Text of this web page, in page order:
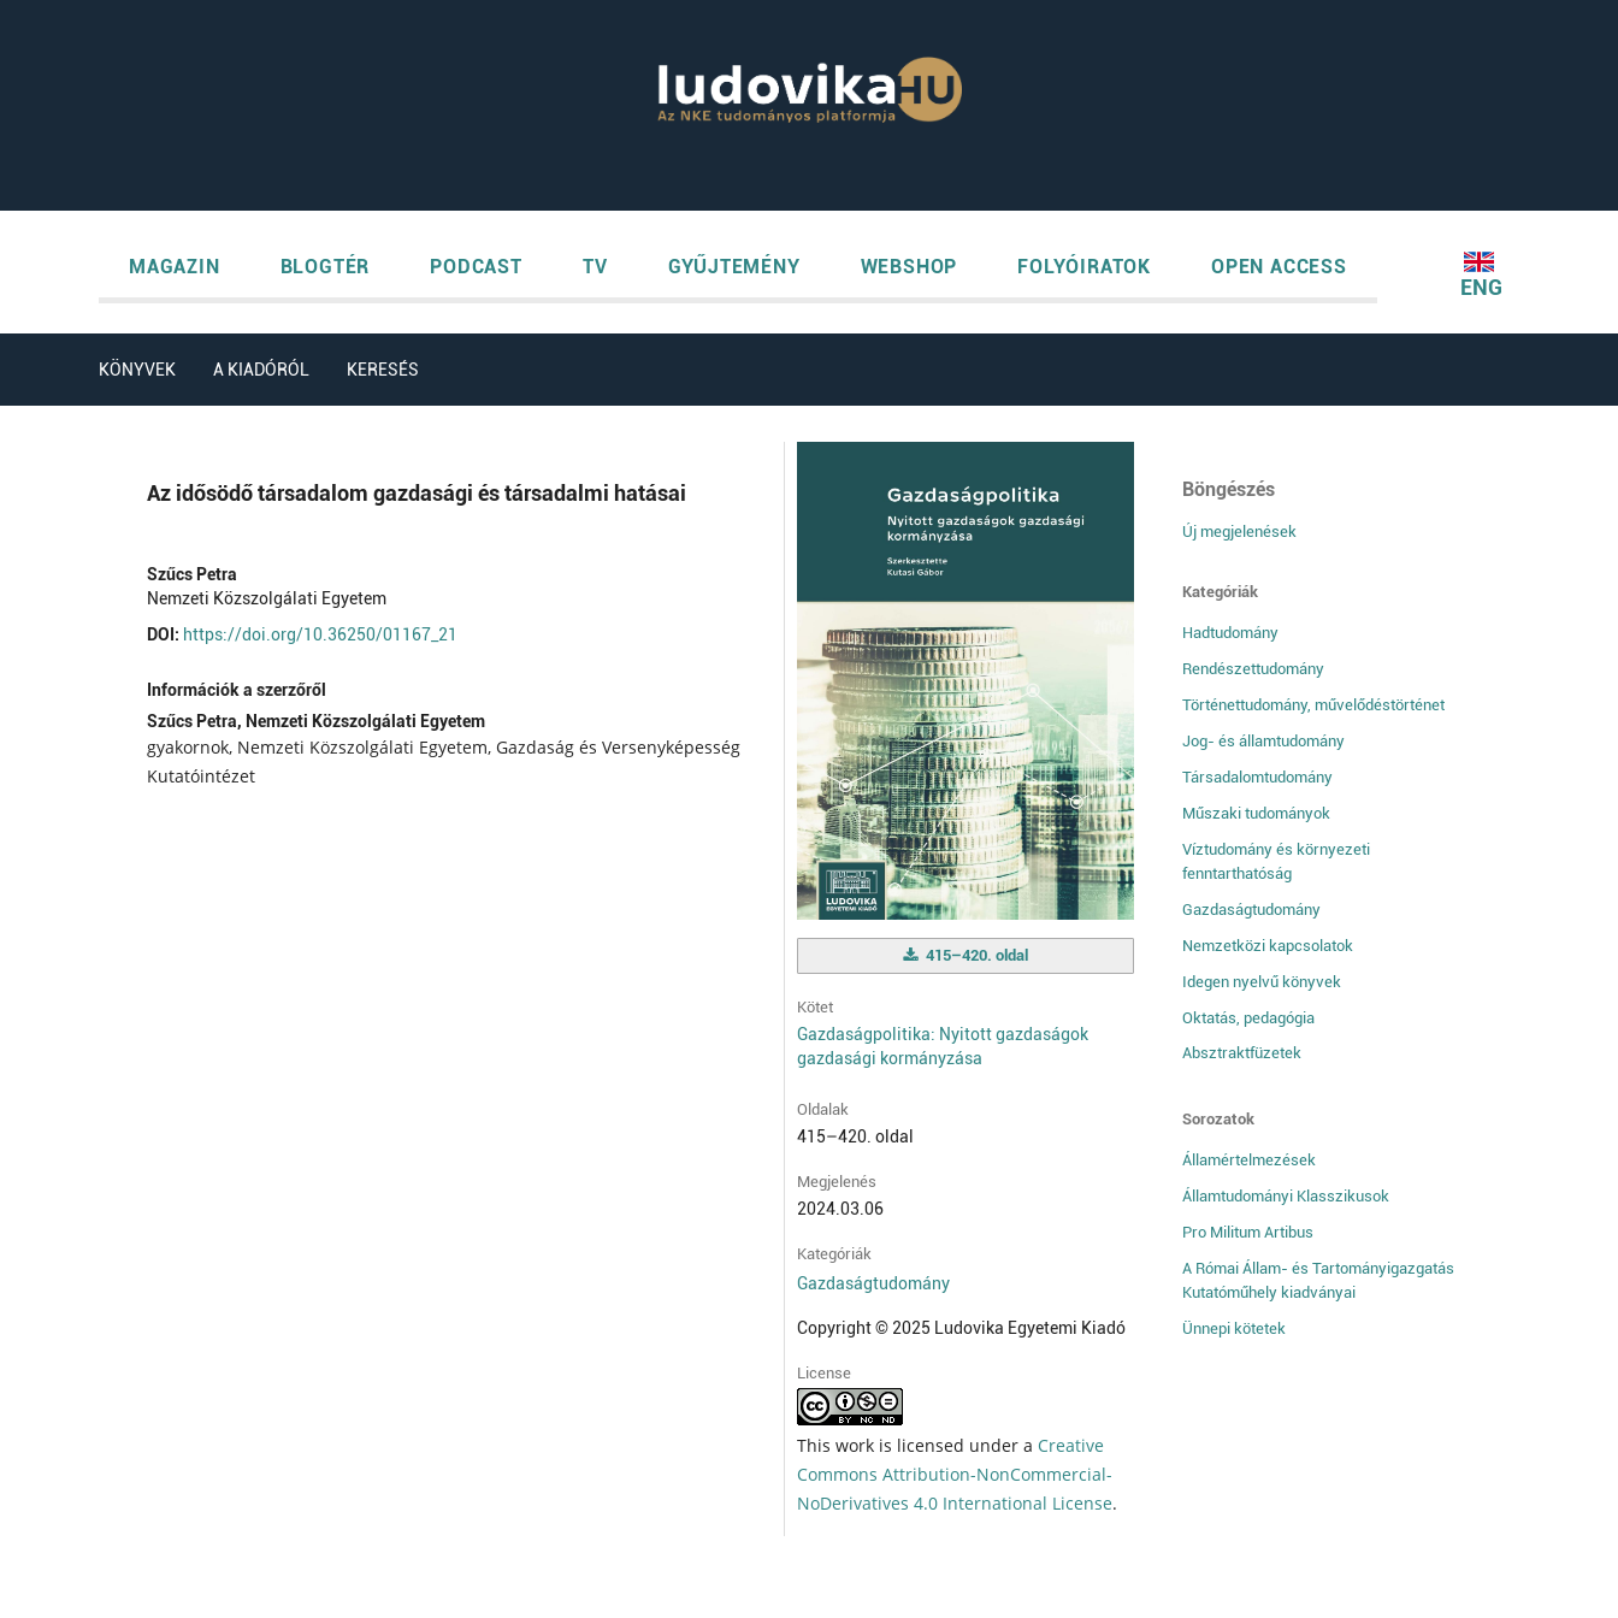
MAGAZIN BLOGTÉR PODCAST TV GYŰJTEMÉNY WEBSHOP FOLYÓIRATOK OPEN ACCESS
ENG
KÖNYVEK A KIADÓRÓL KERESÉS
Az idősödő társadalom gazdasági és társadalmi hatásai
Szűcs Petra
Nemzeti Közszolgálati Egyetem
DOI: https://doi.org/10.36250/01167_21
Információk a szerzőről
Szűcs Petra, Nemzeti Közszolgálati Egyetem
gyakornok, Nemzeti Közszolgálati Egyetem, Gazdaság és Versenyképesség
Kutatóintézet
415–420. oldal
Kötet
Gazdaságpolitika: Nyitott gazdaságok
gazdasági kormányzása
Oldalak
415–420. oldal
Megjelenés
2024.03.06
Kategóriák
Gazdaságtudomány
Copyright © 2025 Ludovika Egyetemi Kiadó
License
This work is licensed under a Creative
Commons Attribution-NonCommercial-
NoDerivatives 4.0 International License.
Böngészés
Új megjelenések
Kategóriák
Hadtudomány
Rendészettudomány
Történettudomány, művelődéstörténet
Jog- és államtudomány
Társadalomtudomány
Műszaki tudományok
Víztudomány és környezeti
fenntarthatóság
Gazdaságtudomány
Nemzetközi kapcsolatok
Idegen nyelvű könyvek
Oktatás, pedagógia
Absztraktfüzetek
Sorozatok
Államértelmezések
Államtudományi Klasszikusok
Pro Militum Artibus
A Római Állam- és Tartományigazgatás
Kutatóműhely kiadványai
Ünnepi kötetek